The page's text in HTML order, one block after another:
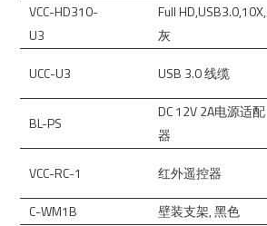
VCC-HD310-
U3
Full HD,USB3.0,10X,
灰
UCC-U3 USB 3.0 线缆
BL-PS
DC 12V 2A电源适配
器
VCC-RC-1
红外遥控器
C-WM1B
壁装支架, 黑色